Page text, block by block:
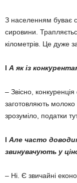
З населенням буває
сировини.
кілометрів. Це дуже
l А як із
– Звісно,
заготовляють молоко
зрозуміло, податки
l Але часто
звинувачують у
– Ні. Є звичайні